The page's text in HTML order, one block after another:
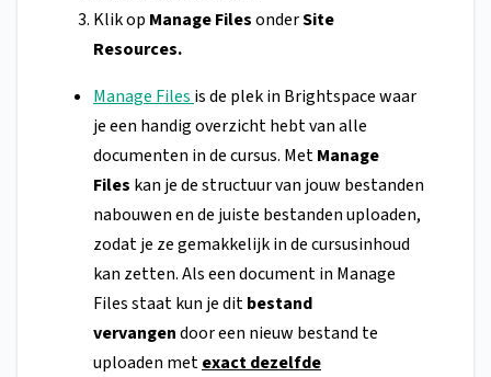
Klik op Manage FilesonderSite
Resources.
Manage Files is de plek in Brightspace waar
je een handig overzicht hebt van alle
documenten in de cursus. MetManage
Files kan je de structuur van jouw bestanden
nabouwen en de juiste bestanden uploaden,
zodat je ze gemakkelijk in de cursusinhoud
kan zetten. Als een document in Manage
Files staat kun je ditbestand
vervangendoor een nieuw bestand te
uploaden metexact dezelfde